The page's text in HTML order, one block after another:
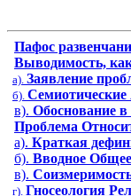
Пафос
Выводимость,
а). Заявление
б).
в). Обоснование
Проблема
а). Краткая
б). Вводное
в).
г). Гносеология